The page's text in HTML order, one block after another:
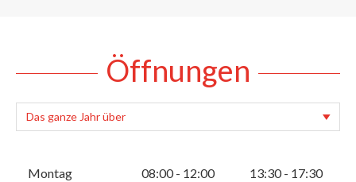
Öffnungen
Montag 08:00 - 12:00 13:30 - 17:30